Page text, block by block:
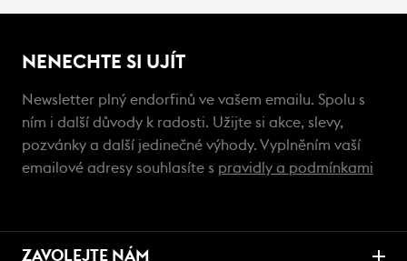
NENECHTE SI UJÍT
Newsletter plný endorfinů ve vašem emailu. Spolu s
ním i další důvody k radosti. Užijte si akce, slevy,
pozvánky a další jedinečné výhody. Vyplněním vaší
emailové adresy souhlasíte s pravidly a podmínkami
ZAVOLEJTE NÁM